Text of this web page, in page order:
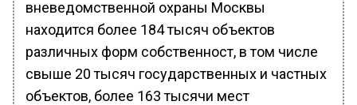
вневедомственной охраны Москвы
находится более 184 тысяч объектов
различных форм собственност, в том числе
свыше 20 тысяч государственных и частных
объектов, более 163 тысячи мест